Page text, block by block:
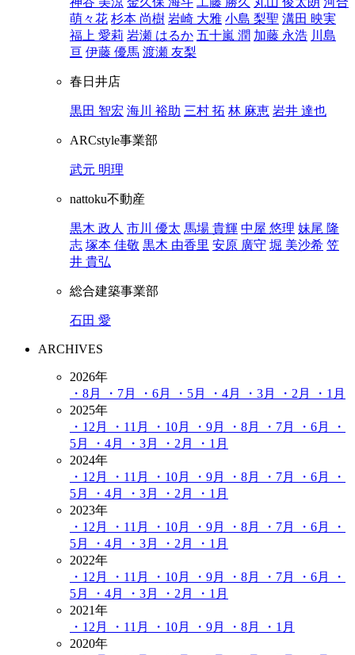
萌々花 杉本 尚樹 岩崎 大雅 小島 梨聖 溝田 映実
福上 愛莉 岩瀬 はるか 五十嵐 潤 加藤 永浩 川島
亘 伊藤 優馬 渡瀬 友梨
春日井店
黒田 智宏 海川 裕助 三村 拓 林 麻恵 岩井 達也
ARCstyle事業部
武元 明理
nattoku不動産
黒木 政人 市川 優太 馬場 貴輝 中屋 悠理 妹尾 隆
志 塚本 佳敬 黒木 由香里 安原 廣守 堀 美沙希 笠
井 貴弘
総合建築事業部
石田 愛
ARCHIVES
2026年
・8月
・7月 ・6月 ・5月 ・4月 ・3月 ・2月
・1月
2025年
・12月
・11月 ・10月 ・9月 ・8月 ・7月 ・6月
・
5月
・4月 ・3月 ・2月
・1月
2024年
・12月
・11月 ・10月 ・9月 ・8月 ・7月 ・6月
・
5月
・4月 ・3月 ・2月
・1月
2023年
・12月
・11月 ・10月 ・9月 ・8月 ・7月 ・6月
・
5月
・4月 ・3月 ・2月
・1月
2022年
・12月
・11月 ・10月 ・9月 ・8月 ・7月 ・6月
・
5月
・4月 ・3月 ・2月
・1月
2021年
・12月
・11月 ・10月 ・9月 ・8月
・1月
2020年